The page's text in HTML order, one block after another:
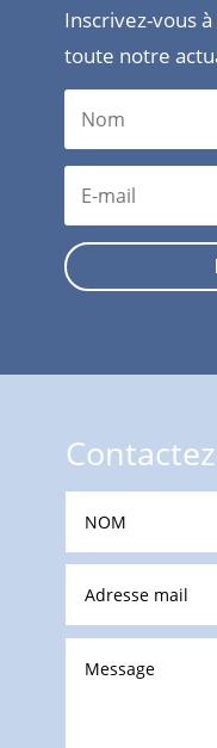
Inscrivez-vous
toute notre